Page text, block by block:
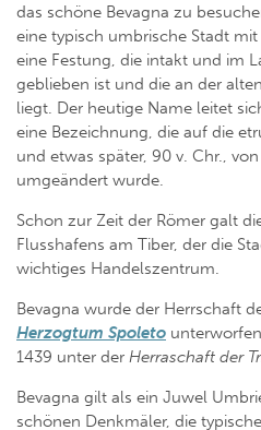
das schöne Bevagna zu
eine typisch umbrische Stadt
eine Festung, die intakt und im
geblieben ist und die an der
liegt. Der heutige Name leitet
eine Bezeichnung, die auf die
und etwas später, 90 v. Chr.,
umgeändert wurde.
Schon zur Zeit der Römer galt
Flusshafens am Tiber, der die
wichtiges Handelszentrum.
Bevagna wurde der Herrschaft
Herzogtum Spoleto
1439 unter der Herraschaft der
Bevagna gilt als ein Juwel
schönen Denkmäler, die